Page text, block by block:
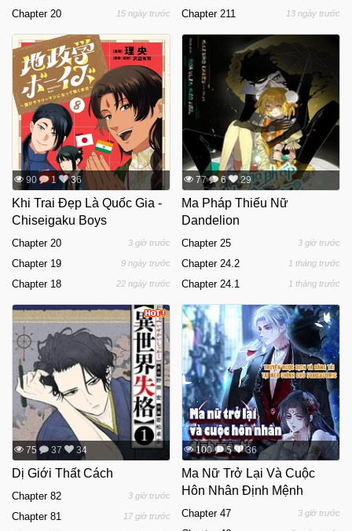
Chapter 20 15 ngày trước Chapter 211 13 ngày trước
90 1 36
Khi Trai Đẹp Là Quốc Gia -
Chiseigaku Boys
Chapter 20 3 giờ trước
Chapter 19 9 ngày trước
Chapter 18 22 ngày trước
77 6 29
Ma Pháp Thiếu Nữ
Dandelion
Chapter 25 3 giờ trước
Chapter 24.2 1 tháng trước
Chapter 24.1 1 tháng trước
75 37 34
Dị Giới Thất Cách
Chapter 82 3 giờ trước
Chapter 81 17 giờ trước
100 5 36
Ma Nữ Trở Lại Và Cuộc
Hôn Nhân Định Mệnh
Chapter 47 3 giờ trước